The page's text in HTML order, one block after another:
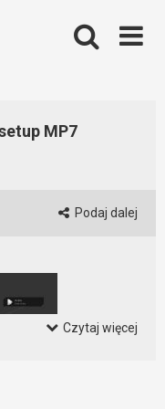
MP7
Podaj dalej
Czytaj więcej